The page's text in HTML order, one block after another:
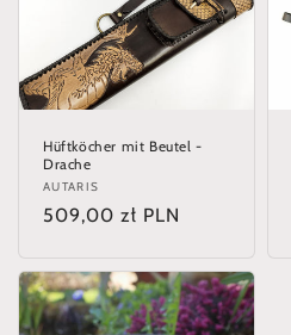
Hüftköcher mit Beutel -
Drache
Anbieter:
AUTARIS
Normaler
509,00 zł PLN